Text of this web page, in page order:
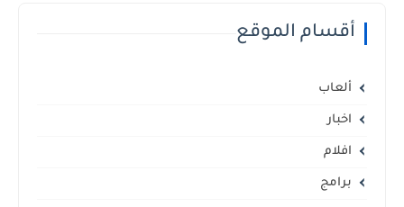
أقسام الموقع
ألعاب
اخبار
افلام
برامج